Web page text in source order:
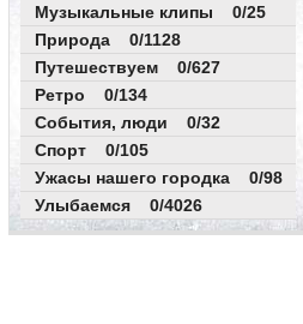
Музыкальные клипы 0/25
Природа 0/1128
Путешествуем 0/627
Ретро 0/134
События, люди 0/32
Спорт 0/105
Ужасы нашего городка 0/98
Улыбаемся 0/4026